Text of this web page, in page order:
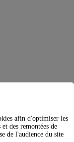
des appareils
les
afin d'optimiser les
des remontées de
de l'audience du site